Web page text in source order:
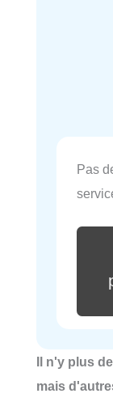
Pas
Il n'y plus
mais